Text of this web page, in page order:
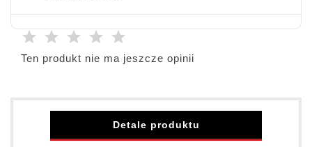
Ten produkt nie ma jeszcze opinii
Detale produktu